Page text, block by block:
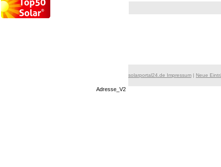
solarportal24.de Impressum | Neue
Adresse_V2